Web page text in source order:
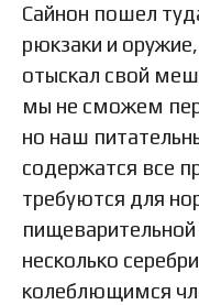
Сайнон пошел
рюкзаки и
отыскал свой
мы не сможем
но наш
содержатся все
требуются для
несколько
колеблющимся